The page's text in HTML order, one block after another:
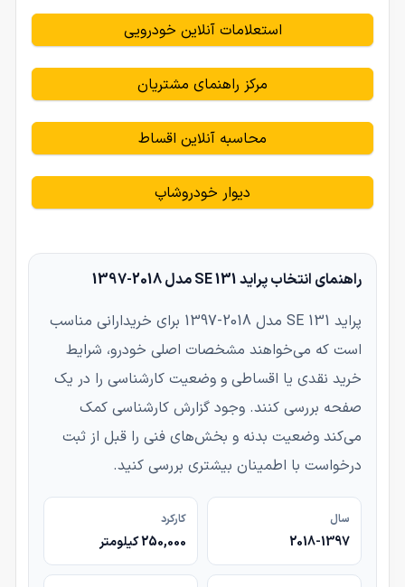
استعلامات آنلاین خودرویی
مرکز راهنمای مشتریان
محاسبه آنلاین اقساط
دیوار خودروشاپ
راهنمای انتخاب پراید 131 SE مدل 2018-1397
پراید 131 SE مدل 2018-1397 برای خریدارانی مناسب
است که می‌خواهند مشخصات اصلی خودرو، شرایط
خرید نقدی یا اقساطی و وضعیت کارشناسی را در یک
صفحه بررسی کنند. وجود گزارش کارشناسی کمک
می‌کند وضعیت بدنه و بخش‌های فنی را قبل از ثبت
درخواست با اطمینان بیشتری بررسی کنید.
سال
2018-1397
کارکرد
250,000 کیلومتر